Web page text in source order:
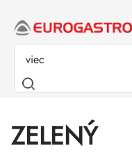
obsah
ZELENÝ